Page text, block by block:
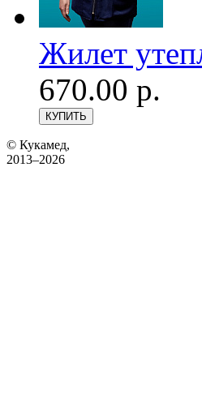
Жилет
670.00 р.
© Кукамед,
2013–2026